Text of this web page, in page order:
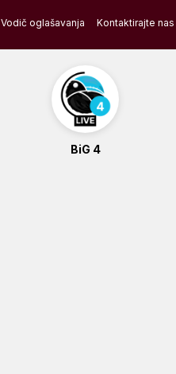
Vodič oglašavanja Kontaktirajte nas
BiG 4